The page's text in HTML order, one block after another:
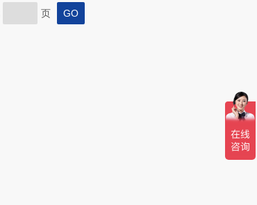
页